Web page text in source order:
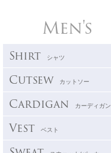
Men's
Shirt シャツ
Cutsew カットソー
Cardigan カーディガン
Vest ベスト